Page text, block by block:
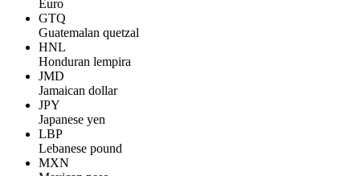
Euro
GTQ
Guatemalan quetzal
HNL
Honduran lempira
JMD
Jamaican dollar
JPY
Japanese yen
LBP
Lebanese pound
MXN